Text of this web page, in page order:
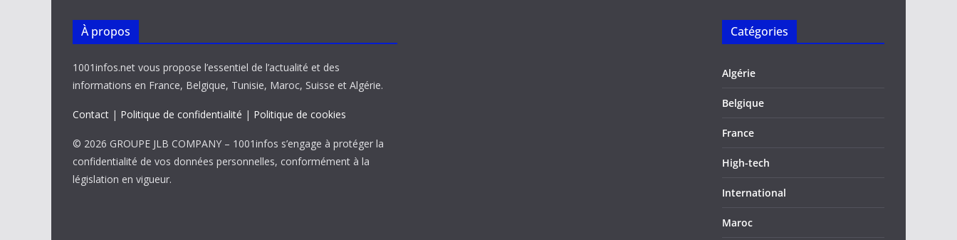
À propos
1001infos.net vous propose l’essentiel de l’actualité et des
informations en France, Belgique, Tunisie, Maroc, Suisse et Algérie.
Contact | Politique de confidentialité | Politique de cookies
© 2026 GROUPE JLB COMPANY – 1001infos s’engage à protéger la
confidentialité de vos données personnelles, conformément à la
législation en vigueur.
Catégories
Algérie
Belgique
France
High-tech
International
Maroc